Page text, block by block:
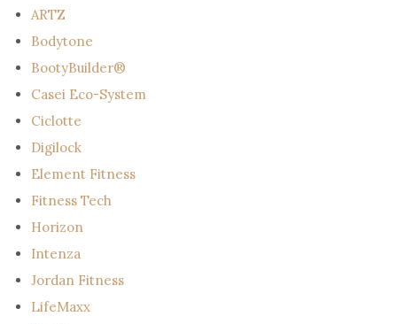
ARTZ
Bodytone
BootyBuilder®
Casei Eco-System
Ciclotte
Digilock
Element Fitness
Fitness Tech
Horizon
Intenza
Jordan Fitness
LifeMaxx